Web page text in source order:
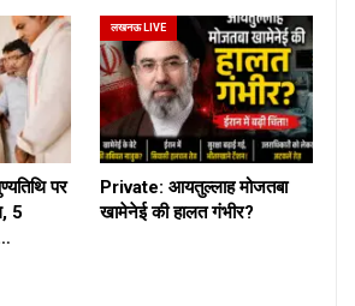
पर
5
लखनऊ LIVE
Private: आयतुल्लाह मोजतबा
खामेनेई की हालत गंभीर?